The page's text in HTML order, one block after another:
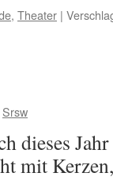
, Theater |
Srsw
dieses
mit